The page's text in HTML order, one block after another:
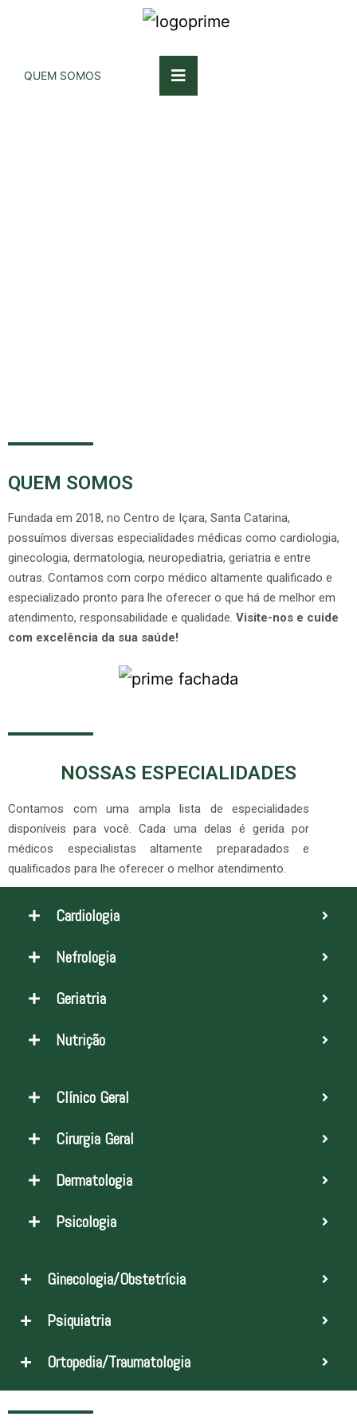
QUEM SOMOS
QUEM SOMOS
Fundada em 2018, no Centro de Içara, Santa Catarina,
possuímos diversas especialidades médicas como cardiologia,
ginecologia, dermatologia, neuropediatria, geriatria e entre
outras. Contamos com corpo médico altamente qualificado e
especializado pronto para lhe oferecer o que há de melhor em
atendimento, responsabilidade e qualidade. Visite-nos e cuide
com excelência da sua saúde!
NOSSAS ESPECIALIDADES
Contamos com uma ampla lista de especialidades
disponíveis para você. Cada uma delas é gerida por
médicos especialistas altamente preparadados e
qualificados para lhe oferecer o melhor atendimento.
Cardiologia
Nefrologia
Geriatria
Nutrição
Clínico Geral
Cirurgia Geral
Dermatologia
Psicologia
Ginecologia/Obstetrícia
Psiquiatria
Ortopedia/Traumatologia